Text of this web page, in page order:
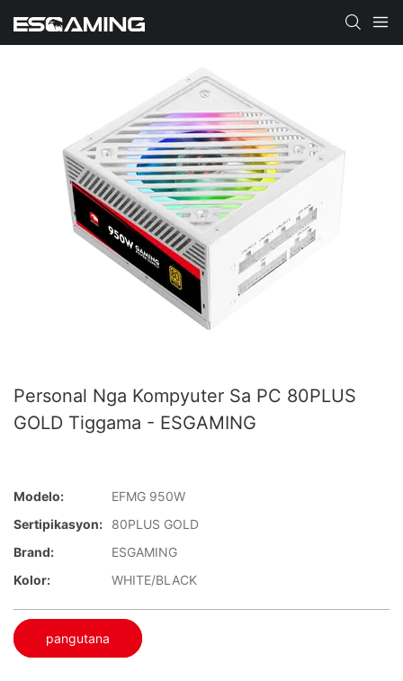
Personal Nga Kompyuter Sa PC 80PLUS
GOLD Tiggama - ESGAMING
Modelo:
EFMG 950W
Sertipikasyon:
80PLUS GOLD
Brand:
ESGAMING
Kolor:
WHITE/BLACK
pangutana